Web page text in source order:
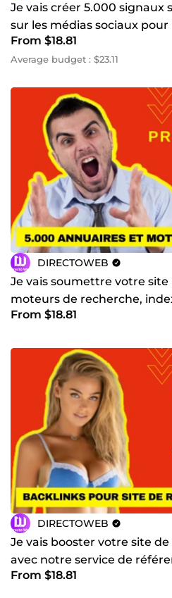
Je vais créer 5.000 signaux
sur les médias sociaux
haute qualité
From $18.81
Average budget : $23.11
DIRECTOWEB
Je vais soumettre votre
moteurs de recherche,
backlinks
From $18.81
DIRECTOWEB
Je vais booster votre site
avec notre service de
From $18.81